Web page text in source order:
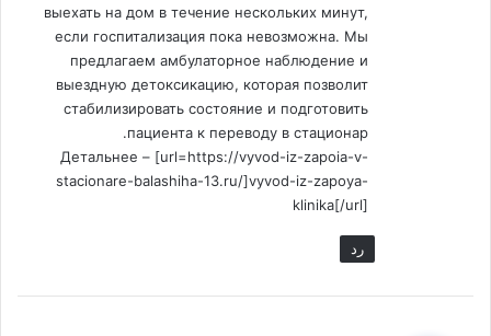
выехать на дом в течение нескольких минут,
если госпитализация пока невозможна. Мы
предлагаем амбулаторное наблюдение и
выездную детоксикацию, которая позволит
стабилизировать состояние и подготовить
пациента к переводу в стационар.
Детальнее – [url=https://vyvod-iz-zapoia-v-
stacionare-balashiha-13.ru/]vyvod-iz-zapoya-
klinika[/url]
رد